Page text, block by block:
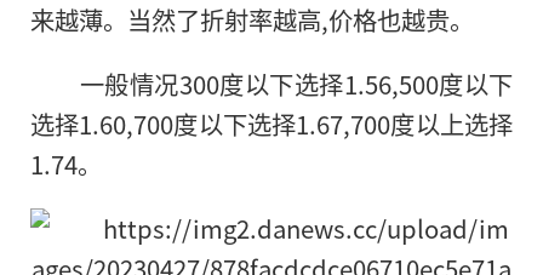
来越薄。当然了折射率越高,价格也越贵。
一般情况300度以下选择1.56,500度以下
选择1.60,700度以下选择1.67,700度以上选择
1.74。